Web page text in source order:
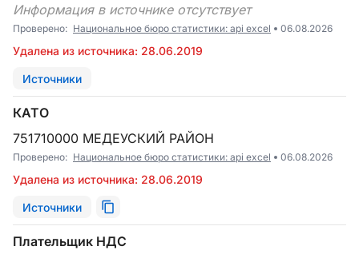
Информация в источнике отсутствует
Проверено: Национальное бюро статистики: api excel 06.08.2026
Удалена из источника: 28.06.2019
Источники
КАТО
751710000 МЕДЕУСКИЙ РАЙОН
Проверено: Национальное бюро статистики: api excel 06.08.2026
Удалена из источника: 28.06.2019
Источники
Плательщик НДС